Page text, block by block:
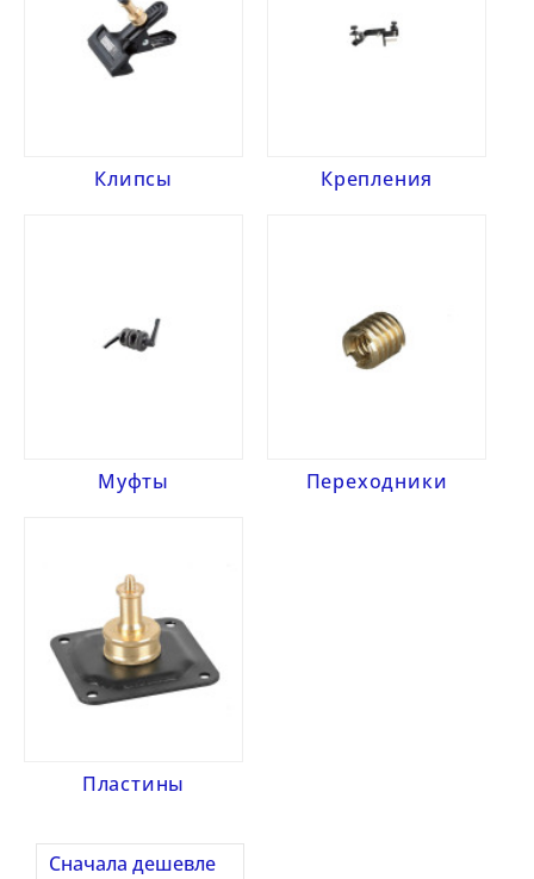
Клипсы Крепления
Муфты Переходники
Пластины
Сначала дешевле